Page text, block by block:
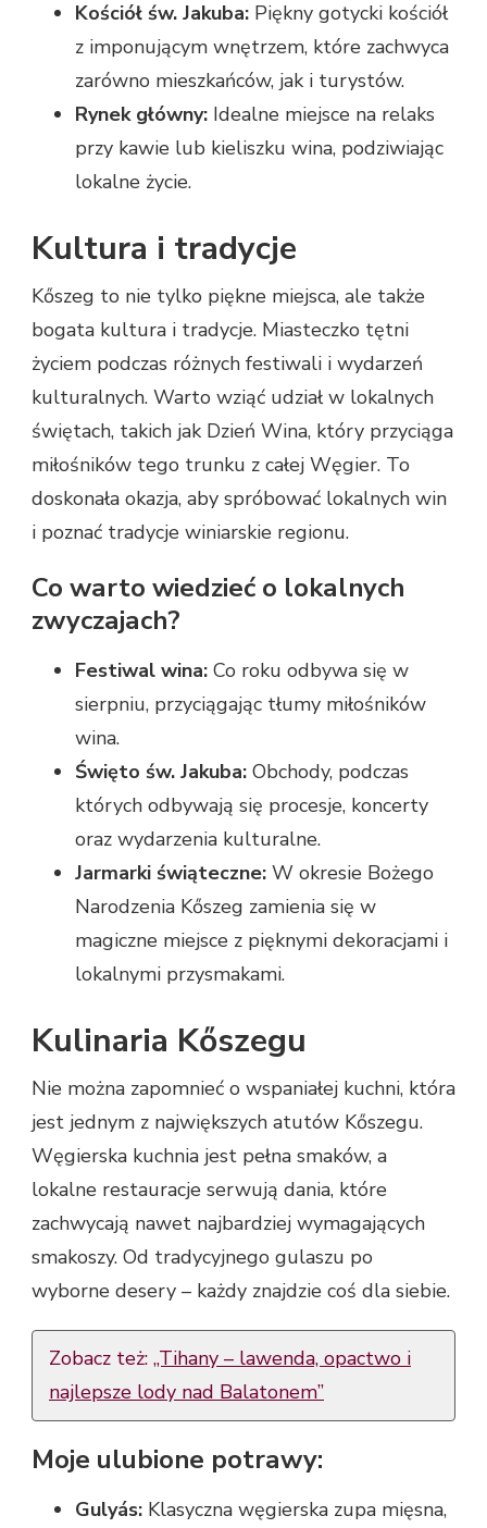
Kościół św. Jakuba: Piękny gotycki kościół
z imponującym wnętrzem, które zachwyca
zarówno mieszkańców, jak i turystów.
Rynek główny: Idealne miejsce na relaks
przy kawie lub kieliszku wina, podziwiając
lokalne życie.
Kultura i tradycje
Kőszeg to nie tylko piękne miejsca, ale także
bogata kultura i tradycje. Miasteczko tętni
życiem podczas różnych festiwali i wydarzeń
kulturalnych. Warto wziąć udział w lokalnych
świętach, takich jak Dzień Wina, który przyciąga
miłośników tego trunku z całej Węgier. To
doskonała okazja, aby spróbować lokalnych win
i poznać tradycje winiarskie regionu.
Co warto wiedzieć o lokalnych
zwyczajach?
Festiwal wina: Co roku odbywa się w
sierpniu, przyciągając tłumy miłośników
wina.
Święto św. Jakuba: Obchody, podczas
których odbywają się procesje, koncerty
oraz wydarzenia kulturalne.
Jarmarki świąteczne: W okresie Bożego
Narodzenia Kőszeg zamienia się w
magiczne miejsce z pięknymi dekoracjami i
lokalnymi przysmakami.
Kulinaria Kőszegu
Nie można zapomnieć o wspaniałej kuchni, która
jest jednym z największych atutów Kőszegu.
Węgierska kuchnia jest pełna smaków, a
lokalne restauracje serwują dania, które
zachwycają nawet najbardziej wymagających
smakoszy. Od tradycyjnego gulaszu po
wyborne desery – każdy znajdzie coś dla siebie.
Zobacz też: „Tihany – lawenda, opactwo i
najlepsze lody nad Balatonem”
Moje ulubione potrawy:
Gulyás: Klasyczna węgierska zupa mięsna,